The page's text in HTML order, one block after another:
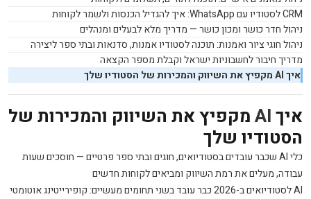
CRMלסטודיו עםWhatsApp: איך להגדיל הכנסות ולשמר לקוחות
ניהול חדר כושר ומכון כושר — מדריך מלא לבעלים ומנהלים
ניהול חוגי ציור ואמנות: תוכנה לסטודיו אמנות, סדנאות ובתי ספר ליצירה
מדריך חיבור לחשבוניות ישראל וקבלת מספר הקצאה
איךAIמקפיץ את השיווק והמכירות של הסטודיו שלך
איךAIמקפיץ את השיווק והמכירות של
הסטודיו שלך
כלי AI שכבר עובדים בסטודיואים, חוגים ובתי ספר פרטיים — חוסכים שעות
עבודה, מעלים את רמת השיווק ומביאים לקוחות חדשים
AI לסטודיואים ב-2026 כבר עובד בשני תחומים מעשיים: קופירייטינג אוטומטי